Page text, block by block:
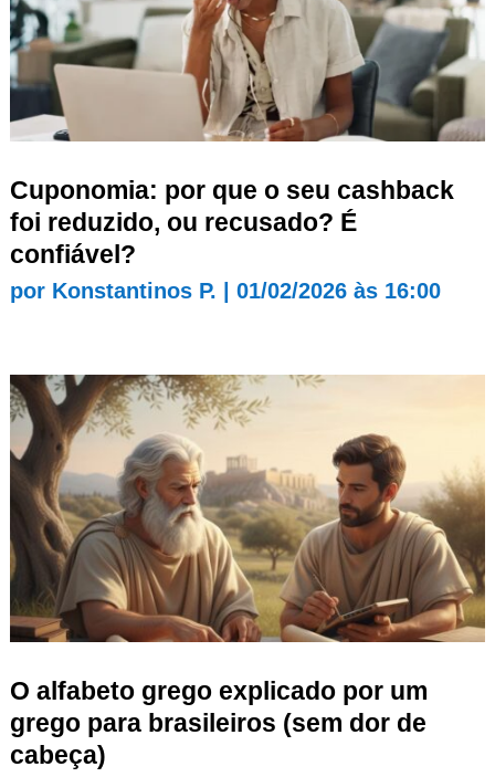
Cuponomia: por que o seu cashback
foi reduzido, ou recusado? É
confiável?
por Konstantinos P. 01/02/2026 às 16:00
O alfabeto grego explicado por um
grego para brasileiros (sem dor de
cabeça)